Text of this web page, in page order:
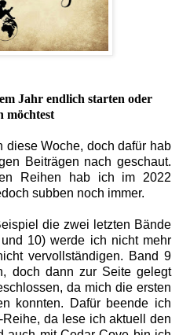
Jahr endlich starten oder
möchtest
diese Woche, doch dafür hab
Beiträgen nach geschaut.
Reihen hab ich im 2022
subben noch immer.
die zwei letzten Bände
10) werde ich nicht mehr
vervollständigen. Band 9
doch dann zur Seite gelegt
da mich die ersten
konnten. Dafür beende ich
da lese ich aktuell den